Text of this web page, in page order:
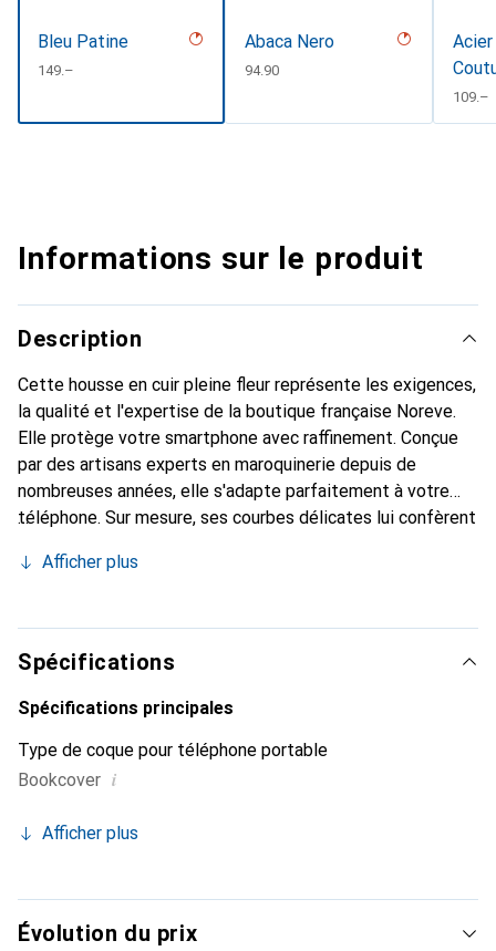
Bleu Patine
CHF
149.–
Abaca Nero
CHF
94.90
CHF
109.–
Informations sur le produit
Description
Cette housse en cuir pleine fleur représente les exigences,
la qualité et l'expertise de la boutique française Noreve.
Elle protège votre smartphone avec raffinement. Conçue
par des artisans experts en maroquinerie depuis de
nombreuses années, elle s'adapte parfaitement à votre
téléphone. Sur mesure, ses courbes délicates lui confèrent
et indispensable de votre smartphone. La marque Noreve
haute qualité et constitue un choix sûr pour une clientèle
exigeante.
Afficher plus
Spécifications
Spécifications principales
Type de coque pour téléphone portable
Bookcover i
Afficher plus
Évolution du prix